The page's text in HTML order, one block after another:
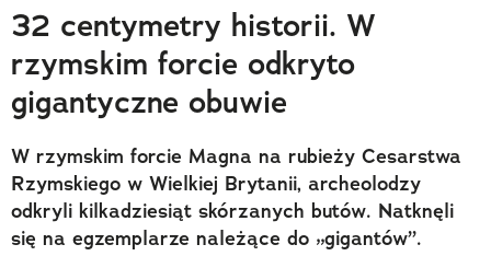
Trendbook Podróżniczy
Polecane
32 centymetry historii. W
rzymskim forcie odkryto
gigantyczne obuwie
W rzymskim forcie Magna na rubieży Cesarstwa
Rzymskiego w Wielkiej Brytanii, archeolodzy
odkryli kilkadziesiąt skórzanych butów. Natknęli
się na egzemplarze należące do „gigantów”.